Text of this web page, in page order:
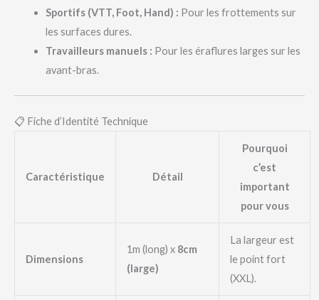
Sportifs (VTT, Foot, Hand) : Pour les frottements sur
les surfaces dures.
Travailleurs manuels : Pour les éraflures larges sur les
avant-bras.
📋 Fiche d’Identité Technique
Caractéristique Détail
Pourquoi
c’est
important
pour vous
Dimensions
1m (long) x 8cm
(large)
La largeur est
le point fort
(XXL).